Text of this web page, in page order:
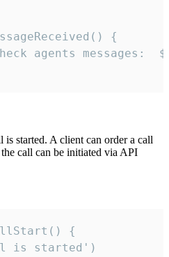
{
is started. A client can order a call
call can be initiated via API
{
is started')